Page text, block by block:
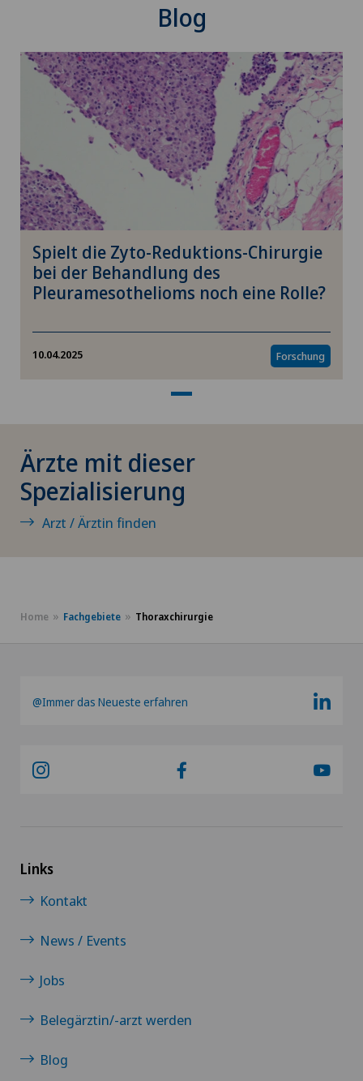
Infektiologie
Intermediate Care IMC
Internistisch-onkologische Rehabilitation
Interventionelle Kardiologie
Interventionelle Radiologie
Kardiologie
Kinder- und Jugendpsychiatrie
Kniearthroskopie
Knochendichtemessung (Osteodensitometrie)
Knorpelschaden
Koloproktologie
Kopfverletzungen
Krebstherapien und Onkologie
Blog
Spielt die Zyto-Reduktions-Chirurgie
bei der Behandlung des
Pleuramesothelioms noch eine Rolle?
10.04.2025 Forschung
Ärzte mit dieser
Spezialisierung
Arzt / Ärztin finden
Home Fachgebiete Thoraxchirurgie
@Immer das Neueste erfahren
Links
Kontakt
News / Events
Jobs
Belegärztin/-arzt werden
Blog